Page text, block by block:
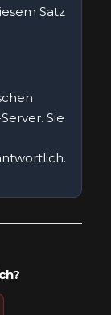
Satz
Sie